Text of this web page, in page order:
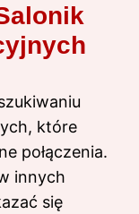
które
połączenia.
innych
się